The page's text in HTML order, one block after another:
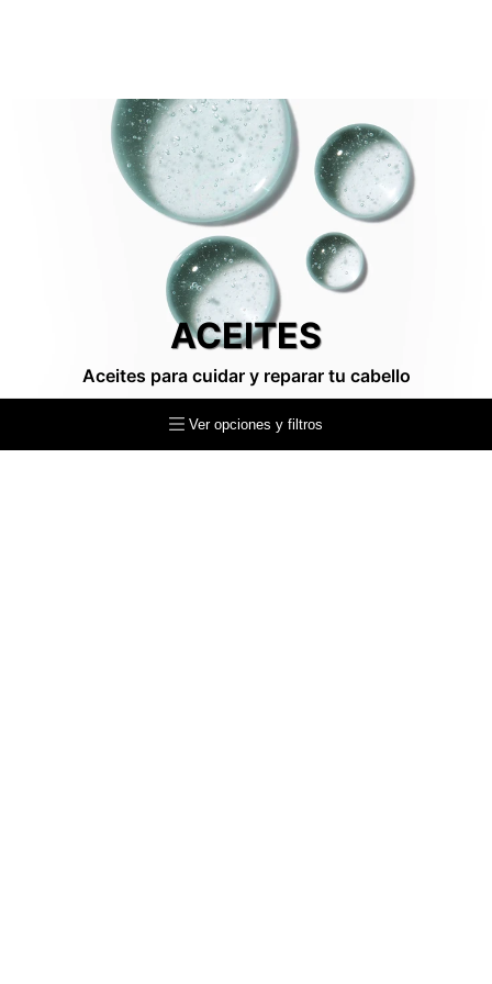
ACEITES
Aceites para cuidar y reparar tu cabello
Ver opciones y filtros